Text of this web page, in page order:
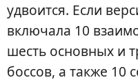
удвоится. Если
включала 10
шесть основных и
боссов, а также 10